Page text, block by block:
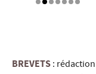
BREVETS :